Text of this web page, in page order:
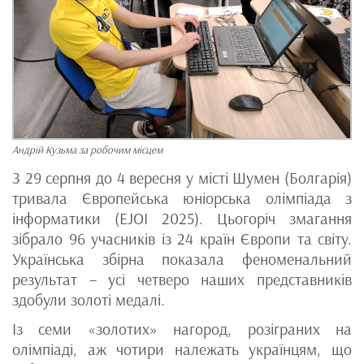
Андрій Кузьма за робочим місцем
З 29 серпня до 4 вересня у місті Шумен (Болгарія)
тривала Європейська юніорська олімпіада з
інформатики (EJOI 2025). Цьогоріч змагання
зібрало 96 учасників із 24 країн Європи та світу.
Українська збірна показала феноменальний
результат – усі четверо наших представників
здобули золоті медалі.
Із семи «золотих» нагород, розіграних на
олімпіаді, аж чотири належать українцям, що